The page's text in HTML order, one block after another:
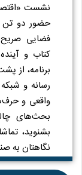
نشست
حضور دو تن
فضایی صریح
کتاب و
برنامه، از
رسانه و
واقعی و
بحث‌های
بشنوید،
نگاهتان به